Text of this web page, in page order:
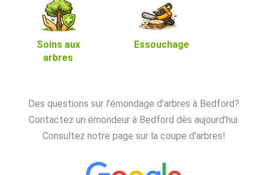
Soins aux
arbres
Essouchage
Des questions sur l’émondage d’arbres à Bedford?
Contactez un émondeur à Bedford dès aujourd’hui.
Consultez notre page sur la coupe d’arbres!